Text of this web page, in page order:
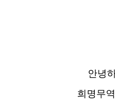
안녕
희명무